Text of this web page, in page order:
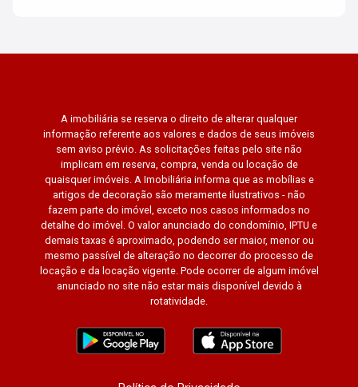
A imobiliária se reserva o direito de alterar qualquer
informação referente aos valores e dados de seus imóveis
sem aviso prévio. As solicitações feitas pelo site não
implicam em reserva, compra, venda ou locação de
quaisquer imóveis. A Imobiliária informa que as mobílias e
artigos de decoração são meramente ilustrativos - não
fazem parte do imóvel, exceto nos casos informados no
detalhe do imóvel. O valor anunciado do condomínio, IPTU e
demais taxas é aproximado, podendo ser maior, menor ou
mesmo passível de alteração no decorrer do processo de
locação e da locação vigente. Pode ocorrer de algum imóvel
anunciado no site não estar mais disponível devido à
rotatividade.